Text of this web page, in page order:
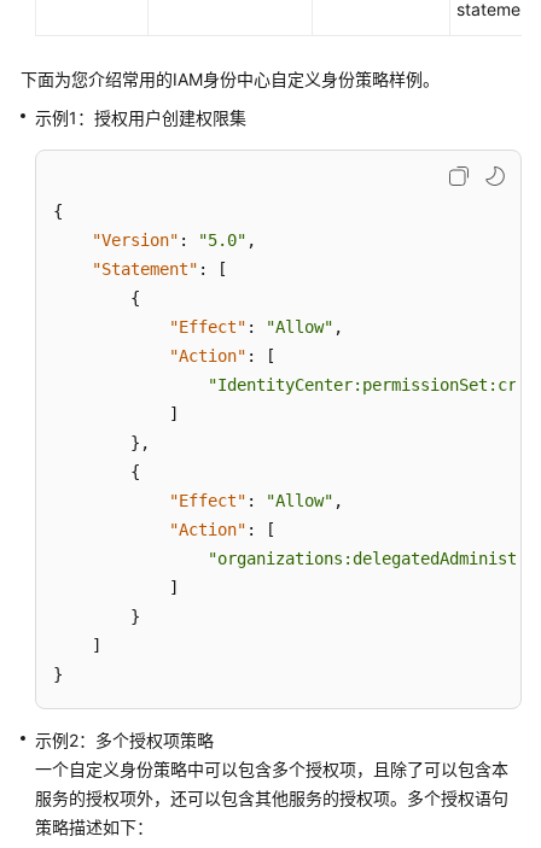
statement
下面为您介绍常用的IAM身份中心自定义身份策略样例。
示例1：授权用户创建权限集
{
"Version" : "5.0" ,
"Statement" :
[
{
"Effect" : "Allow" ,
"Action" :
[
]
} ,
{
"Effect" : "Allow" ,
"Action" :
[
]
}
]
}
示例2：多个授权项策略
一个自定义身份策略中可以包含多个授权项，且除了可以包含本
服务的授权项外，还可以包含其他服务的授权项。多个授权语句
策略描述如下：